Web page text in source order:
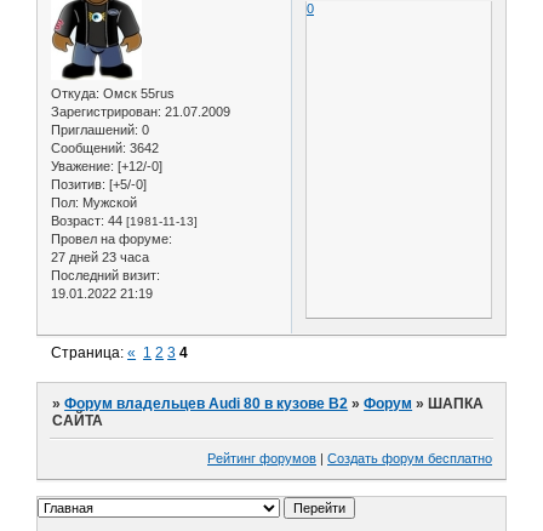
Откуда: Омск 55rus
Зарегистрирован: 21.07.2009
Приглашений: 0
Сообщений: 3642
Уважение: [+12/-0]
Позитив: [+5/-0]
Пол: Мужской
Возраст: 44 [1981-11-13]
Провел на форуме:
27 дней 23 часа
Последний визит:
19.01.2022 21:19
0
Страница:« 1 2 3 4
»Форум владельцев Audi 80 в кузове В2 »Форум »ШАПКА
САЙТА
Рейтинг форумов | Создать форум бесплатно